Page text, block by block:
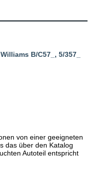
B/C57_, 5/357_
von einer geeigneten
das über den Katalog
Autoteil entspricht